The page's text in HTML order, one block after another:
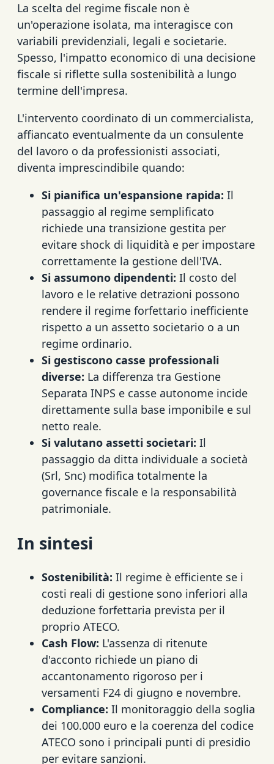
La scelta del regime fiscale non è
un'operazione isolata, ma interagisce con
variabili previdenziali, legali e societarie.
Spesso, l'impatto economico di una decisione
fiscale si riflette sulla sostenibilità a lungo
termine dell'impresa.
L'intervento coordinato di un commercialista,
affiancato eventualmente da un consulente
del lavoro o da professionisti associati,
diventa imprescindibile quando:
Si pianifica un'espansione rapida: Il
passaggio al regime semplificato
richiede una transizione gestita per
evitare shock di liquidità e per impostare
correttamente la gestione dell'IVA.
Si assumono dipendenti: Il costo del
lavoro e le relative detrazioni possono
rendere il regime forfettario inefficiente
rispetto a un assetto societario o a un
regime ordinario.
Si gestiscono casse professionali
diverse: La differenza tra Gestione
Separata INPS e casse autonome incide
direttamente sulla base imponibile e sul
netto reale.
Si valutano assetti societari: Il
passaggio da ditta individuale a società
(Srl, Snc) modifica totalmente la
governance fiscale e la responsabilità
patrimoniale.
In sintesi
Sostenibilità: Il regime è efficiente se i
costi reali di gestione sono inferiori alla
deduzione forfettaria prevista per il
proprio ATECO.
Cash Flow: L'assenza di ritenute
d'acconto richiede un piano di
accantonamento rigoroso per i
versamenti F24 di giugno e novembre.
Compliance: Il monitoraggio della soglia
dei 100.000 euro e la coerenza del codice
ATECO sono i principali punti di presidio
per evitare sanzioni.